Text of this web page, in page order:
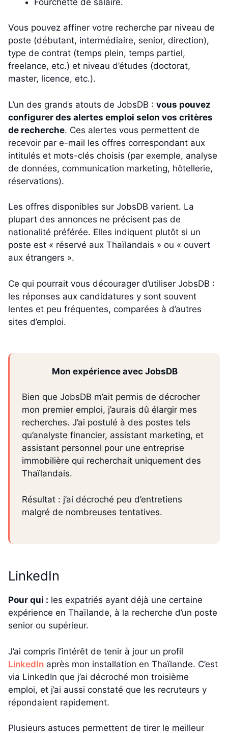
Vous pouvez affiner votre recherche par niveau de
poste (débutant, intermédiaire, senior, direction),
type de contrat (temps plein, temps partiel,
freelance, etc.) et niveau d’études (doctorat,
master, licence, etc.).
L’un des grands atouts de JobsDB : vous pouvez
configurer des alertes emploi selon vos critères
de recherche. Ces alertes vous permettent de
recevoir par e-mail les offres correspondant aux
intitulés et mots-clés choisis (par exemple, analyse
de données, communication marketing, hôtellerie,
réservations).
Les offres disponibles sur JobsDB varient. La
plupart des annonces ne précisent pas de
nationalité préférée. Elles indiquent plutôt si un
poste est « réservé aux Thaïlandais » ou « ouvert
aux étrangers ».
Ce qui pourrait vous décourager d’utiliser JobsDB :
les réponses aux candidatures y sont souvent
lentes et peu fréquentes, comparées à d’autres
sites d’emploi.
Mon expérience avec JobsDB
Bien que JobsDB m’ait permis de décrocher
mon premier emploi, j’aurais dû élargir mes
recherches. J’ai postulé à des postes tels
qu’analyste financier, assistant marketing, et
assistant personnel pour une entreprise
immobilière qui recherchait uniquement des
Thaïlandais.
Résultat : j’ai décroché peu d’entretiens
malgré de nombreuses tentatives.
LinkedIn
Pour qui : les expatriés ayant déjà une certaine
expérience en Thaïlande, à la recherche d’un poste
senior ou supérieur.
J’ai compris l’intérêt de tenir à jour un profil
LinkedIn après mon installation en Thaïlande. C’est
via LinkedIn que j’ai décroché mon troisième
emploi, et j’ai aussi constaté que les recruteurs y
répondaient rapidement.
Plusieurs astuces permettent de tirer le meilleur